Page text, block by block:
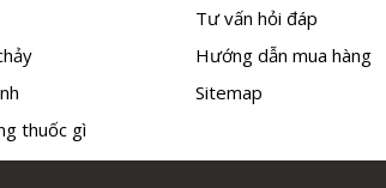
thuốc gì
Tư vấn hỏi đáp
Hướng dẫn mua hàng
Sitemap